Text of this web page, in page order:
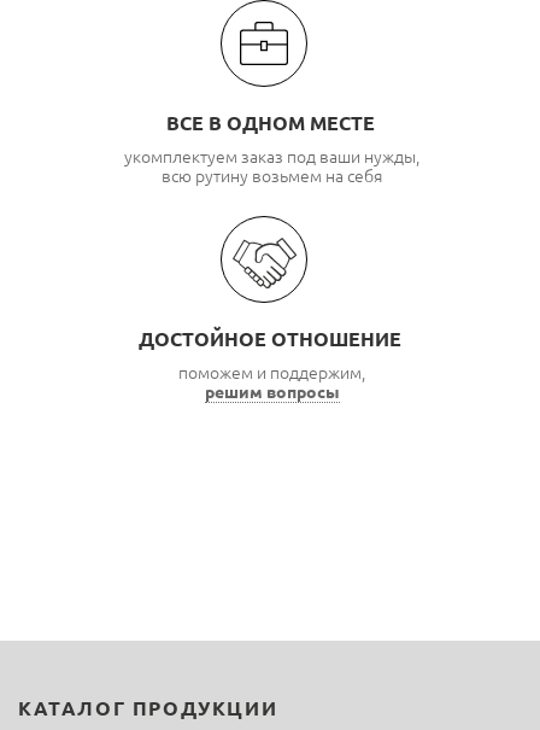
ВСЕ В ОДНОМ МЕСТЕ
укомплектуем заказ под ваши нужды,
всю рутину возьмем на себя
ДОСТОЙНОЕ ОТНОШЕНИЕ
поможем и поддержим,
решим вопросы
КАТАЛОГ ПРОДУКЦИИ